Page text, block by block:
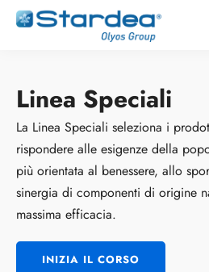
Linea Speciali
La Linea Speciali seleziona i
rispondere alle esigenze della
più orientata al benessere, allo
sinergia di componenti di origine
massima efficacia.
INIZIA IL CORSO